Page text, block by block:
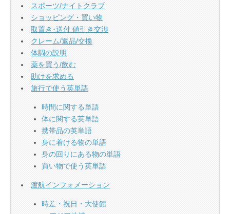
スポーツ/ナイトクラブ
ショッピング・買い物
取置き･送付 値引き交渉
クレーム/返品/交換
体調の説明
薬を買う/飲む
助けを求める
旅行で使う英単語
時間に関する単語
体に関する英単語
携帯品の英単語
身に着ける物の単語
身の回りにある物の単語
買い物で使う英単語
渡航インフォメーション
時差・祝日・大使館